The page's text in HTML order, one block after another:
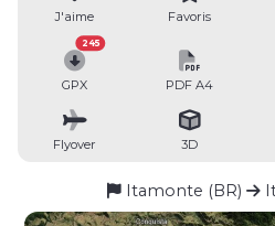
J'aime Favoris
GPX
245
PDF A4
Flyover 3D
Itamonte (BR)